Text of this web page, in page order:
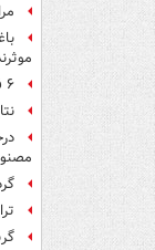
۶ فوتی و ۵ مصدوم بر اثر تصادف زنجیره‌ای